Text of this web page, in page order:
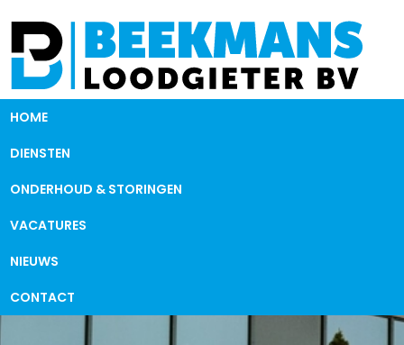
HOME
DIENSTEN
ONDERHOUD & STORINGEN
VACATURES
NIEUWS
CONTACT